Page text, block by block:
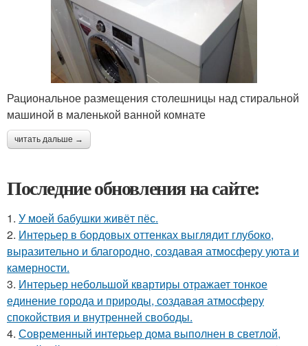
Рациональное размещения столешницы над стиральной
машиной в маленькой ванной комнате
читать дальше →
Последние обновления на сайте:
1. У моей бабушки живёт пёс.
2. Интерьер в бордовых оттенках выглядит глубоко,
выразительно и благородно, создавая атмосферу уюта и
камерности.
3. Интерьер небольшой квартиры отражает тонкое
единение города и природы, создавая атмосферу
спокойствия и внутренней свободы.
4. Современный интерьер дома выполнен в светлой,